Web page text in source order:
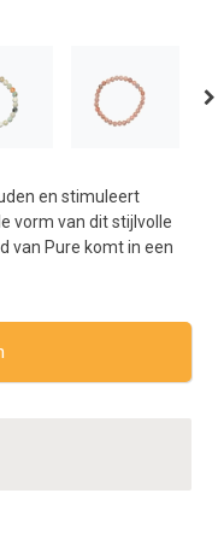
en stimuleert
vorm van dit stijlvolle
van Pure komt in een